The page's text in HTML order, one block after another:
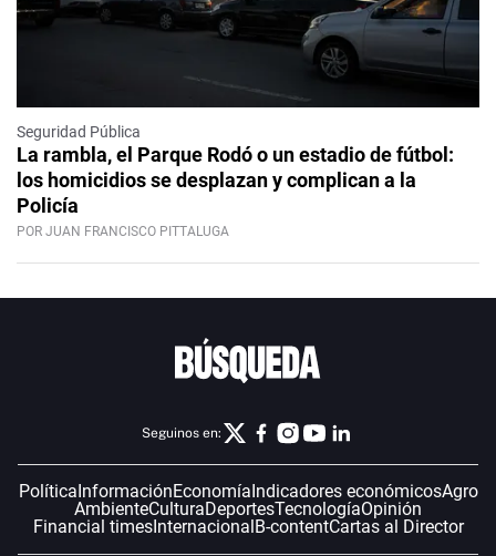
Seguridad Pública
La rambla, el Parque Rodó o un estadio de fútbol:
los homicidios se desplazan y complican a la
Policía
POR JUAN FRANCISCO PITTALUGA
Seguinos en:
PolíticaInformaciónEconomíaIndicadores económicosAgro
AmbienteCulturaDeportesTecnologíaOpinión
Financial timesInternacionalB-contentCartas al Director